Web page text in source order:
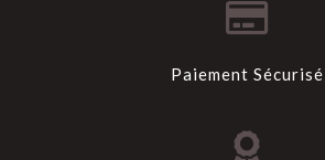
Paiement Sécurisé